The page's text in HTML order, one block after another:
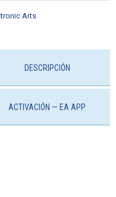
Arts
DESCRIPCIÓN
ACTIVACIÓN — EA APP